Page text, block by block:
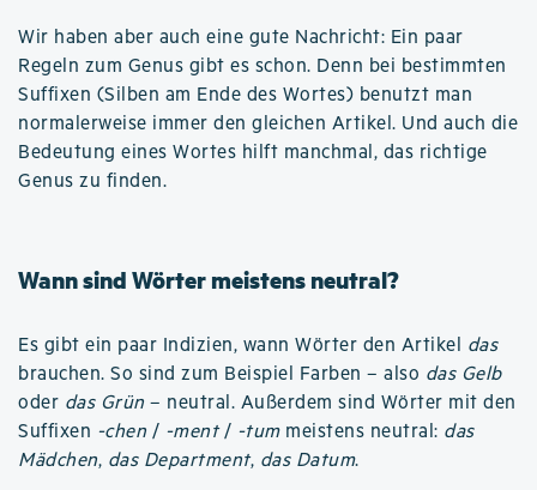
Wir haben aber auch eine gute Nachricht: Ein paar
Regeln zum Genus gibt es schon. Denn bei bestimmten
Suffixen (Silben am Ende des Wortes) benutzt man
normalerweise immer den gleichen Artikel. Und auch die
Bedeutung eines Wortes hilft manchmal, das richtige
Genus zu finden.
Wann sind Wörter meistens neutral?
Es gibt ein paar Indizien, wann Wörter den Artikel das
brauchen. So sind zum Beispiel Farben – also das Gelb
oder das Grün – neutral. Außerdem sind Wörter mit den
Suffixen -chen / -ment/ -tummeistens neutral: das
Mädchen, das Department, das Datum.